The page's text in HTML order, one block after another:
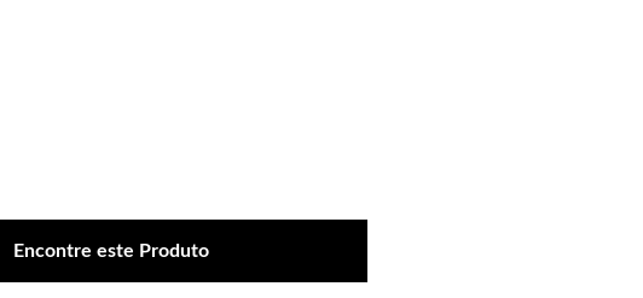
Encontre este Produto